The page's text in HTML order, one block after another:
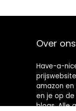
Over ons
Have-a-
amazon
en je op
blogs. Alle